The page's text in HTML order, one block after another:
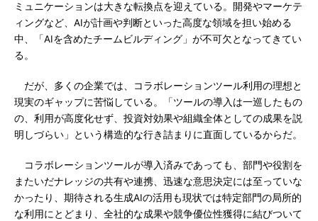
ミュニケーションは大きな転換点を迎えている。開発やマーケテ
ィングなど、AIが計画や判断といった高度な領域を担い始める
中、「AIを含めたチームビルディング」が不可欠となってきてい
る。
だが、多くの企業では、コラボレーションツール利用の理想と
現実のギャップに苦悩している。「ツールの導入は一巡したもの
の、利用が高度化せず、投資対効果や組織全体としての成果を説
明しづらい」という構造的な行き詰まりに直面しているからだ。
コラボレーションツールが導入済みであっても、部門や役割を
またいだナレッジの共有や連携、迅速な意思決定には至っていな
かったり、期待される生成AIの活用も現状では特定部門の局所的
な利用にとどまり、全社的な成果や競争優位性獲得に結びついて